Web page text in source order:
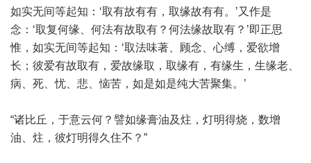
如实无间等起知：‘取有故有有，取缘故有有。’又作是
念：‘取复何缘、何法有故取有？何法缘故取有？’即正思
惟，如实无间等起知：‘取法味著、顾念、心缚，爱欲增
长；彼爱有故取有，爱故缘取，取缘有，有缘生，生缘老、
病、死、忧、悲、恼苦，如是如是纯大苦聚集。’
“诸比丘，于意云何？譬如缘膏油及炷，灯明得烧，数增
油、炷，彼灯明得久住不？”